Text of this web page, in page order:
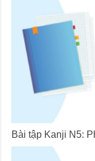
Bài tập Kanji N5: